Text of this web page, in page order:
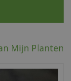
Mijn Planten